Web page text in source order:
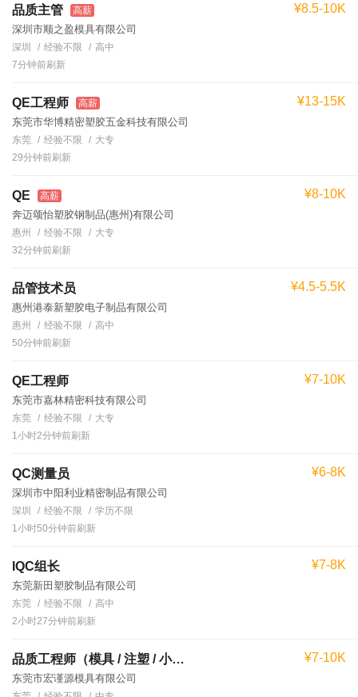
品质主管 高薪
深圳市顺之盈模具有限公司
¥8.5-10K
深圳 经验不限
高中
7分钟前刷新
QE工程师 高薪
东莞市华博精密塑胶五金科技有限公司
¥13-15K
东莞 经验不限
大专
29分钟前刷新
QE 高薪
奔迈颂怡塑胶钢制品(惠州)有限公司
¥8-10K
惠州 经验不限
大专
32分钟前刷新
品管技术员
惠州港泰新塑胶电子制品有限公司
¥4.5-5.5K
惠州 经验不限
高中
50分钟前刷新
QE工程师
东莞市嘉林精密科技有限公司
¥7-10K
东莞 经验不限
大专
1小时2分钟前刷新
QC测量员
深圳市中阳利业精密制品有限公司
¥6-8K
深圳 经验不限
学历不限
1小时50分钟前刷新
IQC组长
东莞新田塑胶制品有限公司
¥7-8K
东莞 经验不限
高中
2小时27分钟前刷新
品质工程师（模具 / 注塑 / 小家电）
东莞市宏谨源模具有限公司
¥7-10K